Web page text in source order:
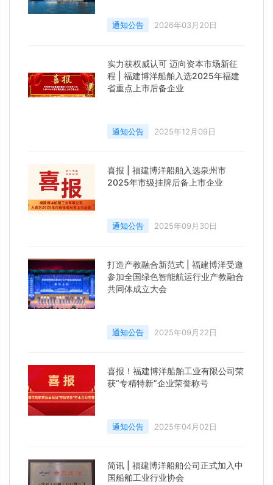
通知公告 2026年03月20日
实力获权威认可 迈向资本市场新征
程 | 福建博洋船舶入选2025年福建
省重点上市后备企业
通知公告 2025年12月09日
喜报 | 福建博洋船舶入选泉州市
2025年市级挂牌后备上市企业
通知公告 2025年09月30日
打造产教融合新范式 | 福建博洋受邀
参加全国绿色智能航运行业产教融合
共同体成立大会
通知公告 2025年09月22日
喜报！福建博洋船舶工业有限公司荣
获“专精特新”企业荣誉称号
通知公告 2025年04月02日
简讯 | 福建博洋船舶公司正式加入中
国船舶工业行业协会